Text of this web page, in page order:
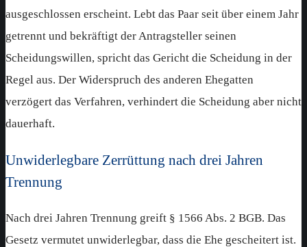
ausgeschlossen erscheint. Lebt das Paar seit über einem Jahr
getrennt und bekräftigt der Antragsteller seinen
Scheidungswillen, spricht das Gericht die Scheidung in der
Regel aus. Der Widerspruch des anderen Ehegatten
verzögert das Verfahren, verhindert die Scheidung aber nicht
dauerhaft.
Unwiderlegbare Zerrüttung nach drei Jahren
Trennung
Nach drei Jahren Trennung greift § 1566 Abs. 2 BGB. Das
Gesetz vermutet unwiderlegbar, dass die Ehe gescheitert ist.